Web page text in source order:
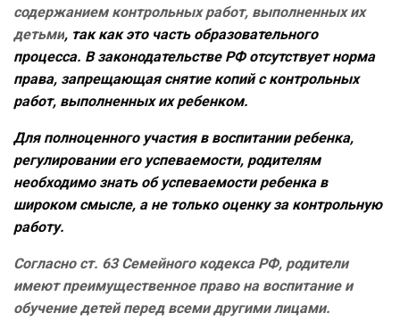
содержанием контрольных работ, выполненных их
детьми, так как это часть образовательного
процесса. В законодательстве РФ отсутствует норма
права, запрещающая снятие копий с контрольных
работ, выполненных их ребенком.
Для полноценного участия в воспитании ребенка,
регулировании его успеваемости, родителям
необходимо знать об успеваемости ребенка в
широком смысле, а не только оценку за контрольную
работу.
Согласно ст. 63 Семейного кодекса РФ, родители
имеют преимущественное право на воспитание и
обучение детей перед всеми другими лицами.